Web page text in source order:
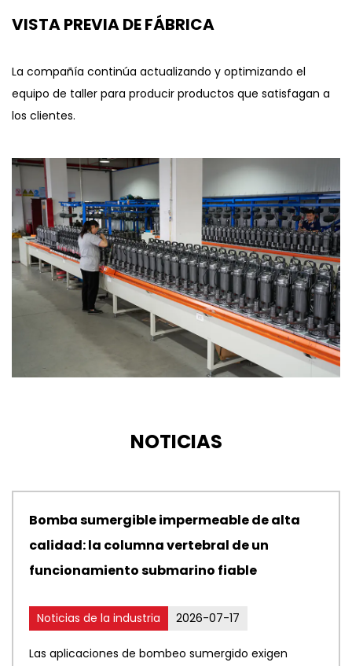
VISTA PREVIA DE FÁBRICA
La compañía continúa actualizando y optimizando el
equipo de taller para producir productos que satisfagan a
los clientes.
NOTICIAS
Bomba sumergible impermeable de alta
calidad: la columna vertebral de un
funcionamiento submarino fiable
Noticias de la industria 2026-07-17
Las aplicaciones de bombeo sumergido exigen